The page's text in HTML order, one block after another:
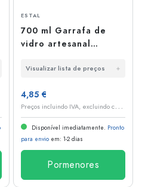
ESTAL
700 ml Garrafa de
vidro artesanal
Boca: Cortiça
Visualizar lista de preços
4,85 €
P
reços incluindo IVA, excluindo custos de envio
Disponível imediatamente. Pronto
para envio em: 1-2 dias
Pormenores